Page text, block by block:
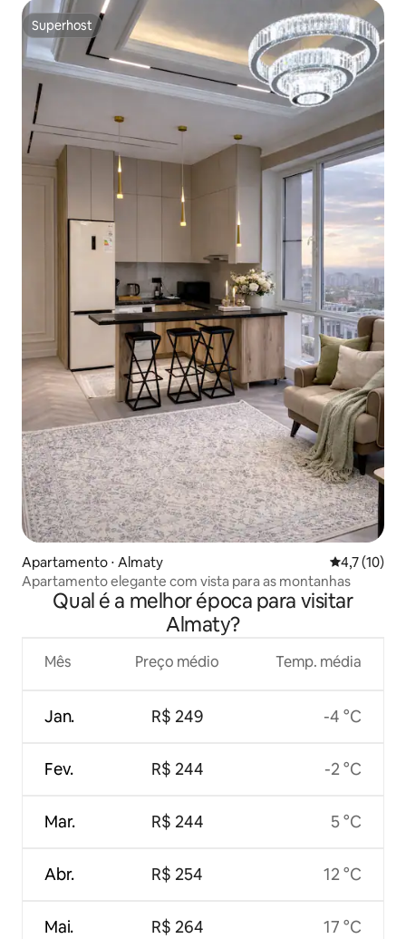
Superhost
Superhost
Apartamento ⋅ Almaty 4,7 de uma
4,7 (10)
Apartamento elegante com vista para as montanhas
Qual é a melhor época para visitar
Almaty?
Mês
Jan.
Fev.
Mar.
Abr.
Mai.
Preço médio
R$ 249
R$ 244
R$ 244
R$ 254
R$ 264
Temp. média
-4 °C
-2 °C
5 °C
12 °C
17 °C